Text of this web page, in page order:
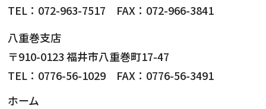
TEL：072-963-7517 FAX：072-966-3841
八重巻支店
〒910-0123 福井市八重巻町17-47
TEL：0776-56-1029 FAX：0776-56-3491
ホーム